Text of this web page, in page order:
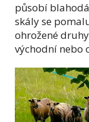
působí
skály se
ohrožené
východní nebo